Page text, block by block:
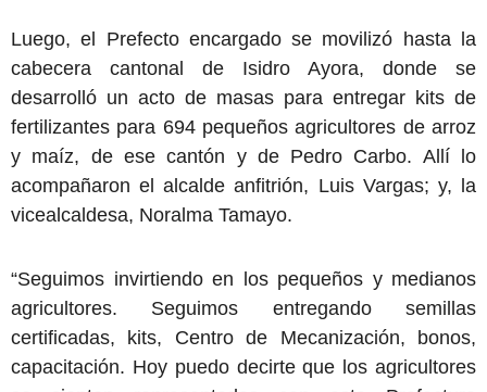
Luego, el Prefecto encargado se movilizó hasta la
cabecera cantonal de Isidro Ayora, donde se
desarrolló un acto de masas para entregar kits de
fertilizantes para 694 pequeños agricultores de arroz
y maíz, de ese cantón y de Pedro Carbo. Allí lo
acompañaron el alcalde anfitrión, Luis Vargas; y, la
vicealcaldesa, Noralma Tamayo.
“Seguimos invirtiendo en los pequeños y medianos
agricultores. Seguimos entregando semillas
certificadas, kits, Centro de Mecanización, bonos,
capacitación. Hoy puedo decirte que los agricultores